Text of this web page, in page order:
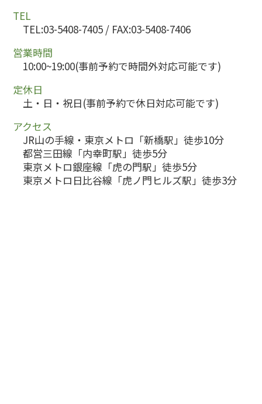
TEL
TEL:03-5408-7405 / FAX:03-5408-7406
営業時間
10:00~19:00(事前予約で時間外対応可能です)
定休日
土・日・祝日(事前予約で休日対応可能です)
アクセス
JR山の手線・東京メトロ「新橋駅」徒歩10分
都営三田線「内幸町駅」徒歩5分
東京メトロ銀座線「虎の門駅」徒歩5分
東京メトロ日比谷線「虎ノ門ヒルズ駅」徒歩3分